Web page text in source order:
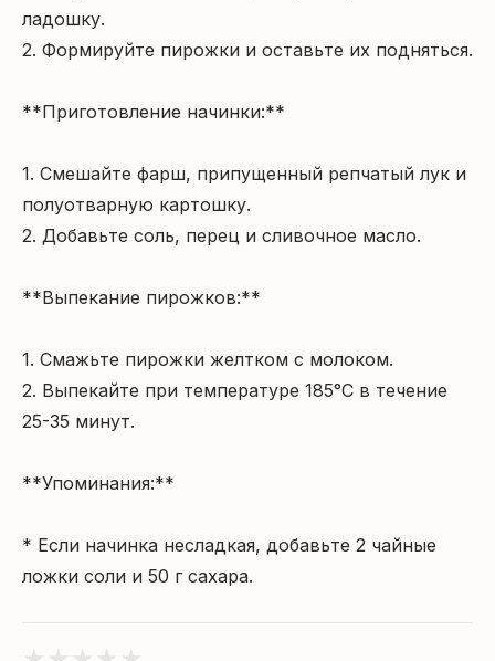
ладошку.
2. Формируйте пирожки и оставьте их подняться.
**Приготовление начинки:**
1. Смешайте фарш, припущенный репчатый лук и
полуотварную картошку.
2. Добавьте соль, перец и сливочное масло.
**Выпекание пирожков:**
1. Смажьте пирожки желтком с молоком.
2. Выпекайте при температуре 185°C в течение
25-35 минут.
**Упоминания:**
* Если начинка несладкая, добавьте 2 чайные
ложки соли и 50 г сахара.